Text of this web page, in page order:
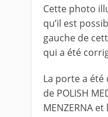
Cette photo
qu’il est
gauche de
qui a été
La porte a été
de POLISH
MENZERNA et